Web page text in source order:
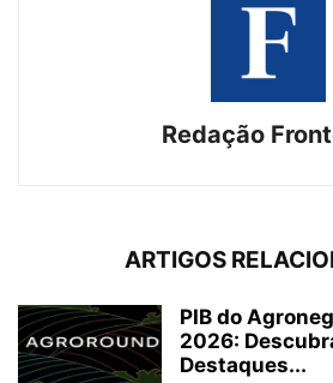
Redação
ARTIGOS
PIB do
2026:
Destaques...